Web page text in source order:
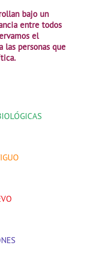
bajo un
entre todos
el
las personas que